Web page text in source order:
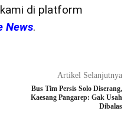
di platform
News.
Artikel Selanjutnya
Bus Tim Persis Solo Diserang,
Kaesang Pangarep: Gak Usah
Dibalas